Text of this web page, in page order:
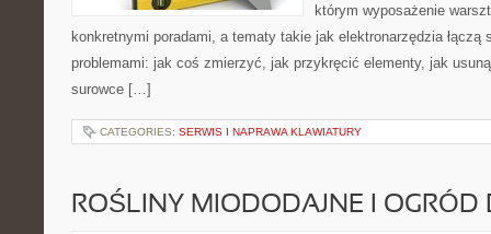
którym wyposażenie
konkretnymi poradami, a tematy takie jak elektronarzędzia łączą
problemami: jak coś zmierzyć, jak przykręcić elementy, jak
surowce […]
CATEGORIES: SERWIS I NAPRAWA KLAWIATURY
ROŚLINY MIODODAJNE I